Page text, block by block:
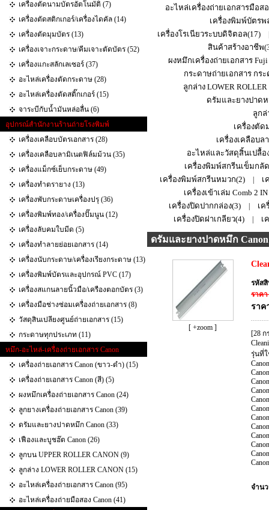
เครื่องตัดนามบัตรอัตโนมัติ (7)
เครื่องตัดสติกเกอร์/เครื่องไดคัล (14)
เครื่องตัดมุมบัตร (13)
เครื่องเจาะกระดาษ/คีมเจาะตัดบัตร (52)
เครื่องแกะสลักเลเซอร์ (37)
อะไหล่เครื่องตัดกระดาษ (28)
อะไหล่เครื่องตัดสติ๊กเกอร์ (15)
จาระบีกับน้ำมันหล่อลื่น (6)
อุปกรณ์สำนักงานร้านถ่ายโรงพิมพ์
เครื่องเคลือบบัตรเอกสาร (28)
เครื่องเคลือบลามิเนตฟิล์มม้วน (35)
เครื่องแม็กซ์เย็บกระดาษ (49)
เครื่องทำตรายาง (13)
เครื่องพับกระดาษเครื่องปรุ (36)
เครื่องพิมพ์ทอง/เครื่องปั๊มนูน (12)
เครื่องลับคมใบมีด (5)
เครื่องทำลายย่อยเอกสาร (14)
เครื่องนับกระดาษ/เครื่องเรียงกระดาษ (13)
เครื่องพิมพ์บัตรและอุปกรณ์ PVC (17)
เครื่องสแกนลายนิ้วมือ/เครืองตอกบัตร (3)
เครื่องมือช่างซ่อมเครื่องถ่ายเอกสาร (8)
วัสดุสินเปลียงศูนย์ถ่ายเอกสาร (15)
กระดาษทุกประเภท (11)
หมึก-อะไหล่-เครื่องถ่ายเอกสาร Canon
เครื่องถ่ายเอกสาร Canon (ขาว-ดำ) (15)
เครื่องถ่ายเอกสาร Canon (สี) (5)
ผงหมึกเครื่องถ่ายเอกสาร Canon (24)
ลูกยางเครื่องถ่ายเอกสาร Canon (39)
ดรัมและยางปาดหมึก Canon (33)
เฟืองและบูชฮ๊ต Canon (26)
ลูกบน UPPER ROLLER CANON (9)
ลูกล่าง LOWER ROLLER CANON (15)
อะไหล่เครื่องถ่ายเอกสาร Canon (95)
อะไหล่เครื่องถ่ายมือสอง Canon (41)
อะไหล่เครื่องถ่ายเอกสารมือสอ
เครื่องพิมพ์บัตรพ
เครื่องโรเนียวระบบดิจิตอล(17)
สินค้าสร้างอาชีพ
ผงหมึกเครื่องถ่ายเอกสาร Fuji
กระดาษถ่ายเอกสาร กร
ลูกล่าง LOWER ROLLER
ดรัมและยางปาดห
ลูกล่
เครื่องตั
เครื่องเคลือบ
อะไหล่และวัสดุสิ้นเปลื้อ
เครื่องพิมพ์สกรีนเข็มกลั
เครื่องพิมพ์สกรีนหมวก(2)
เ
เครื่องเข้าเล่ม Comb 2
เครื่องปิดปากกล่อง(3)
เค
เครื่องปิดฝาเกลียว(4)
เ
ดรัมและยางปาดหมึก Canon
[ +zoom ]
รหัสสิ
ราคา
ราค
[28
รุ่นที่
จำน